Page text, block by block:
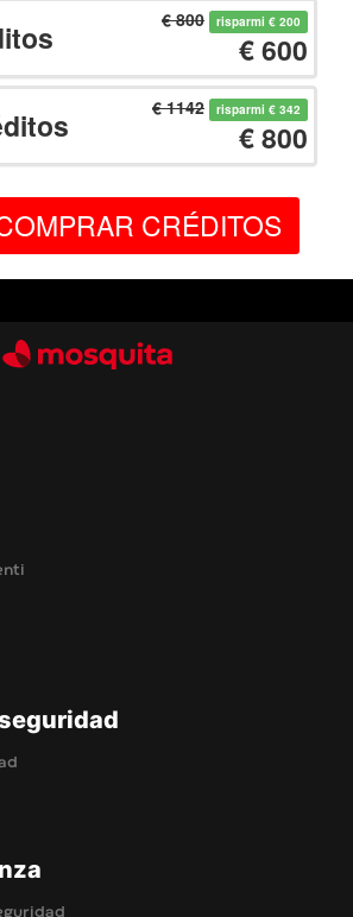
€ 800 risparmi € 200
€ 600
€ 1142 risparmi € 342
€ 800
CRÉDITOS